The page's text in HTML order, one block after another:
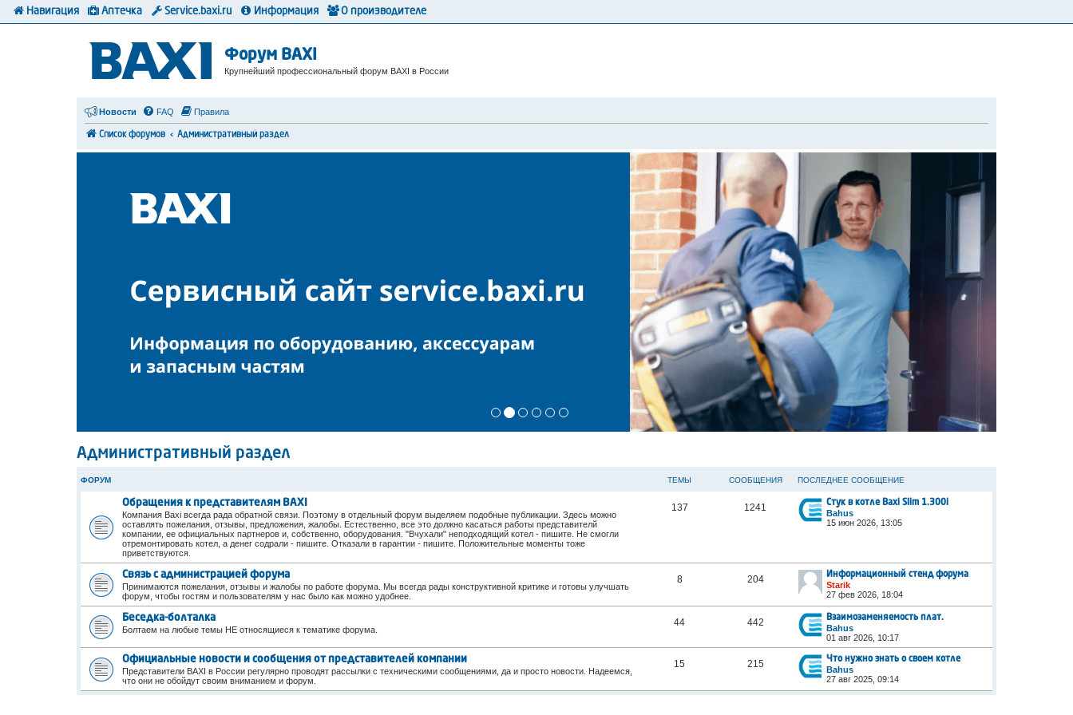
Форум BAXI
Крупнейший профессиональный форум BAXI в России
Новости FAQ Правила
Список форумов Административный раздел
Административный раздел
ФОРУМ ТЕМЫ СООБЩЕНИЯ ПОСЛЕДНЕЕ СООБЩЕНИЕ
Обращения к представителям BAXI
Компания Baxi всегда рада обратной связи. Поэтому в отдельный форум выделяем подобные публикации. Здесь можно
оставлять пожелания, отзывы, предложения, жалобы. Естественно, все это должно касаться работы представителй
компании, ее официальных партнеров и, собственно, оборудования. "Вчухали" неподходящий котел - пишите. Не смогли
отремонтировать котел, а денег содрали - пишите. Отказали в гарантии - пишите. Положительные моменты тоже
приветствуются.
137 1241 Стук в котле Baxi Slim 1.300i
Bahus
15 июн 2026, 13:05
Связь с администрацией форума
Принимаются пожелания, отзывы и жалобы по работе форума. Мы всегда рады конструктивной критике и готовы улучшать
форум, чтобы гостям и пользователям у нас было как можно удобнее.
8 204 Информационный стенд форума
Starik
27 фев 2026, 18:04
Беседка-болталка
Болтаем на любые темы НЕ относящиеся к тематике форума.
44 442 Взаимозаменяемость плат.
Bahus
01 авг 2026, 10:17
Официальные новости и сообщения от представителей компании
Представители BAXI в России регулярно проводят рассылки с техническими сообщениями, да и просто новости. Надеемся,
что они не обойдут своим вниманием и форум.
15 215 Что нужно знать о своем котле
Bahus
27 авг 2025, 09:14
Навигация Аптечка Service.baxi.ru Информация О производителе